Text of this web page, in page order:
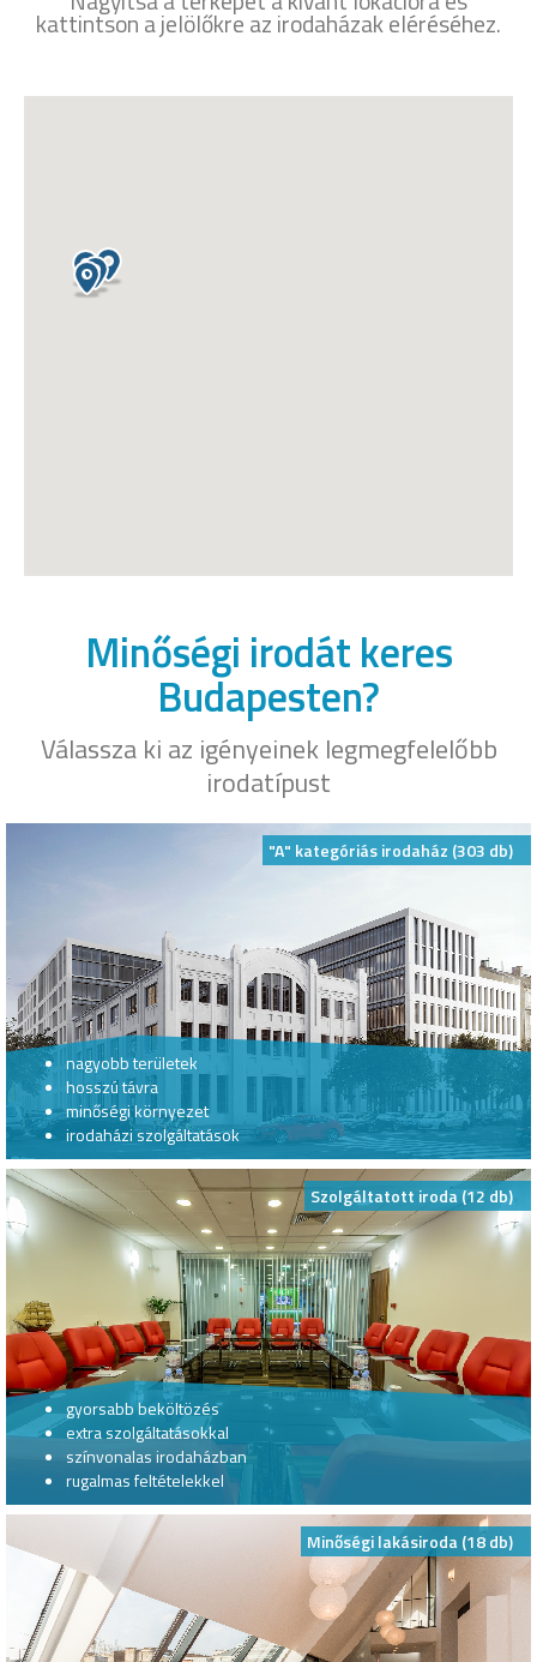
kattintson a jelölőkre az irodaházak eléréséhez.
Minőségi irodát keres
Budapesten?
Válassza ki az igényeinek legmegfelelőbb
irodatípust
"A" kategóriás irodaház (303 db)
nagyobb területek
hosszú távra
minőségi környezet
irodaházi szolgáltatások
Szolgáltatott iroda (12 db)
gyorsabb beköltözés
extra szolgáltatásokkal
színvonalas irodaházban
rugalmas feltételekkel
Minőségi lakásiroda (18 db)